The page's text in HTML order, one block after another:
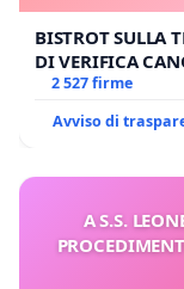
BISTROT SULLA
DI VERIFICA
GAMBETTI
2 527 firme
Avviso di
A S.S.